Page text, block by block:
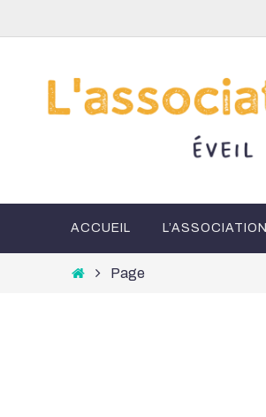
contenu
ACCUEIL L’ASSOCIATION
HomePage